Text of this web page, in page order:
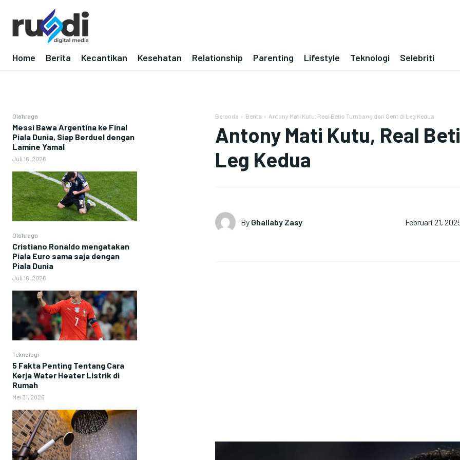
Home Berita Kecantikan Kesehatan Relationship Parenting Lifestyle Teknologi Selebriti
Olahraga
Messi Bawa Argentina ke Final
Piala Dunia, Siap Berduel dengan
Lamine Yamal
Juli 16, 2026
Olahraga
Cristiano Ronaldo mengatakan
Piala Euro sama saja dengan
Piala Dunia
Juli 16, 2026
Teknologi
5 Fakta Penting Tentang Cara
Kerja Water Heater Listrik di
Rumah
Mei 31, 2026
Beranda Berita Antony Mati Kutu, Real Betis Tumbang dari Gent di Leg Kedua
Antony Mati Kutu, Real
Leg Kedua
By Ghallaby Zasy Februari 21,